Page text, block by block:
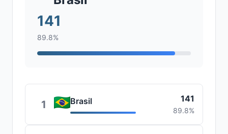
141
89.8%
1 Brasil 141
89.8%